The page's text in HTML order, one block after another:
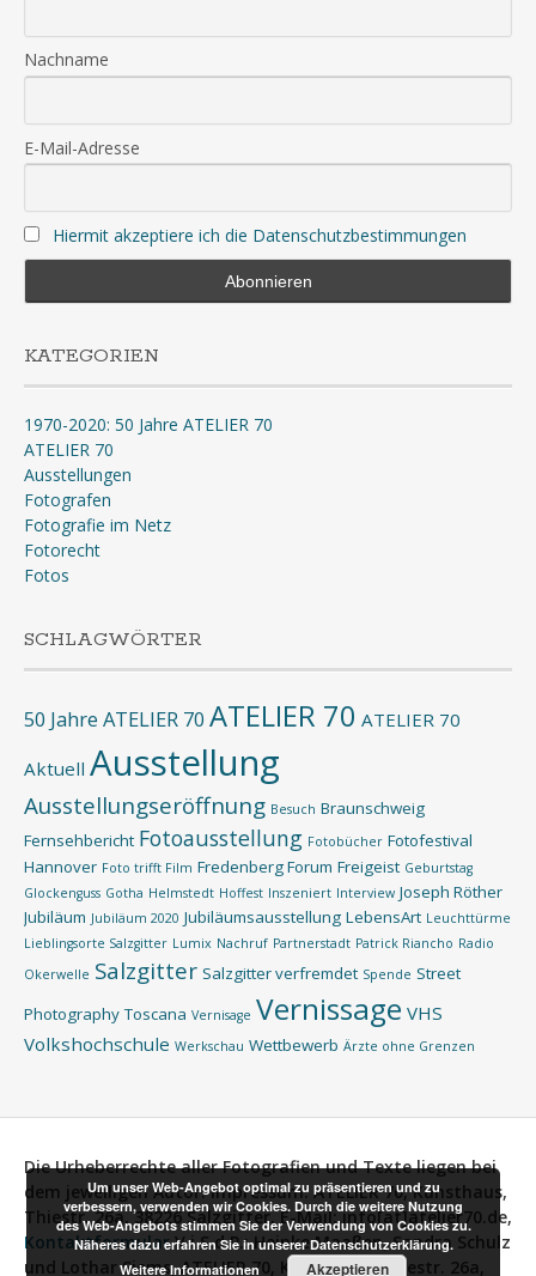
Nachname
E-Mail-Adresse
Hiermit akzeptiere ich die Datenschutzbestimmungen
KATEGORIEN
1970-2020: 50 Jahre ATELIER 70
ATELIER 70
Ausstellungen
Fotografen
Fotografie im Netz
Fotorecht
Fotos
SCHLAGWÖRTER
50 Jahre ATELIER 70 ATELIER 70 ATELIER 70
Aktuell Ausstellung
Ausstellungseröffnung Besuch Braunschweig
Fernsehbericht Fotoausstellung Fotobücher Fotofestival
Hannover Foto trifft Film Fredenberg Forum Freigeist Geburtstag
Glockenguss Gotha Helmstedt Hoffest Inszeniert Interview Joseph Röther
Jubiläum Jubiläum 2020 Jubiläumsausstellung LebensArt Leuchttürme
Lieblingsorte Salzgitter Lumix Nachruf Partnerstadt Patrick Riancho Radio
Okerwelle Salzgitter Salzgitter verfremdet Spende Street
Photography Toscana Vernisage Vernissage VHS
Volkshochschule Werkschau Wettbewerb Ärzte ohne Grenzen
Die Urheberrechte aller Fotografien und Texte liegen bei
dem jeweiligen Autor.Impressum: ATELIER 70, Kunsthaus,
Thiestr. 26a, 38226 Salzgitter, E-Mail: info[at]atelier70.de,
Kontaktformular V.i.S.d.P.:Heinke Maaßen, Sandra Schulz
und Lothar Siems, ATELIER 70, Kunsthaus, Thiestr. 26a,
Um unser Web-Angebot optimal zu präsentieren und zu
verbessern, verwenden wir Cookies. Durch die weitere Nutzung
des Web-Angebots stimmen Sie der Verwendung von Cookies zu.
Näheres dazu erfahren Sie in unserer Datenschutzerklärung.
Weitere Informationen
Akzeptieren